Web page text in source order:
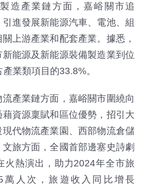
造產業鏈方面，嘉峪關市追
引進發展新能源汽車、電池、組
上游產業和配套產業。據悉，
能源及新能源裝備製造業到位
業類項目的33.8%。
產業鏈方面，嘉峪關市圍繞向
資源稟賦和區位優勢，招引大
代物流產業園、西部物流倉儲
旅方面，全國首部邊塞史詩劇
火熱演出，助力2024年全市旅
萬人次，旅遊收入同比增長